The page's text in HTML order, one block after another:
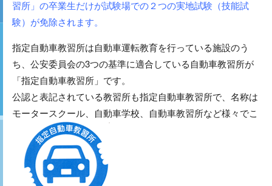
習所」の卒業生だけが試験場での２つの実地試験（技能試
験）が免除されます。
指定自動車教習所は自動車運転教育を行っている施設のう
ち、公安委員会の3つの基準に適合している自動車教習所が
「指定自動車教習所」です。
公認と表記されている教習所も指定自動車教習所で、名称は
モータースクール、自動車学校、自動車教習所など様々でこ